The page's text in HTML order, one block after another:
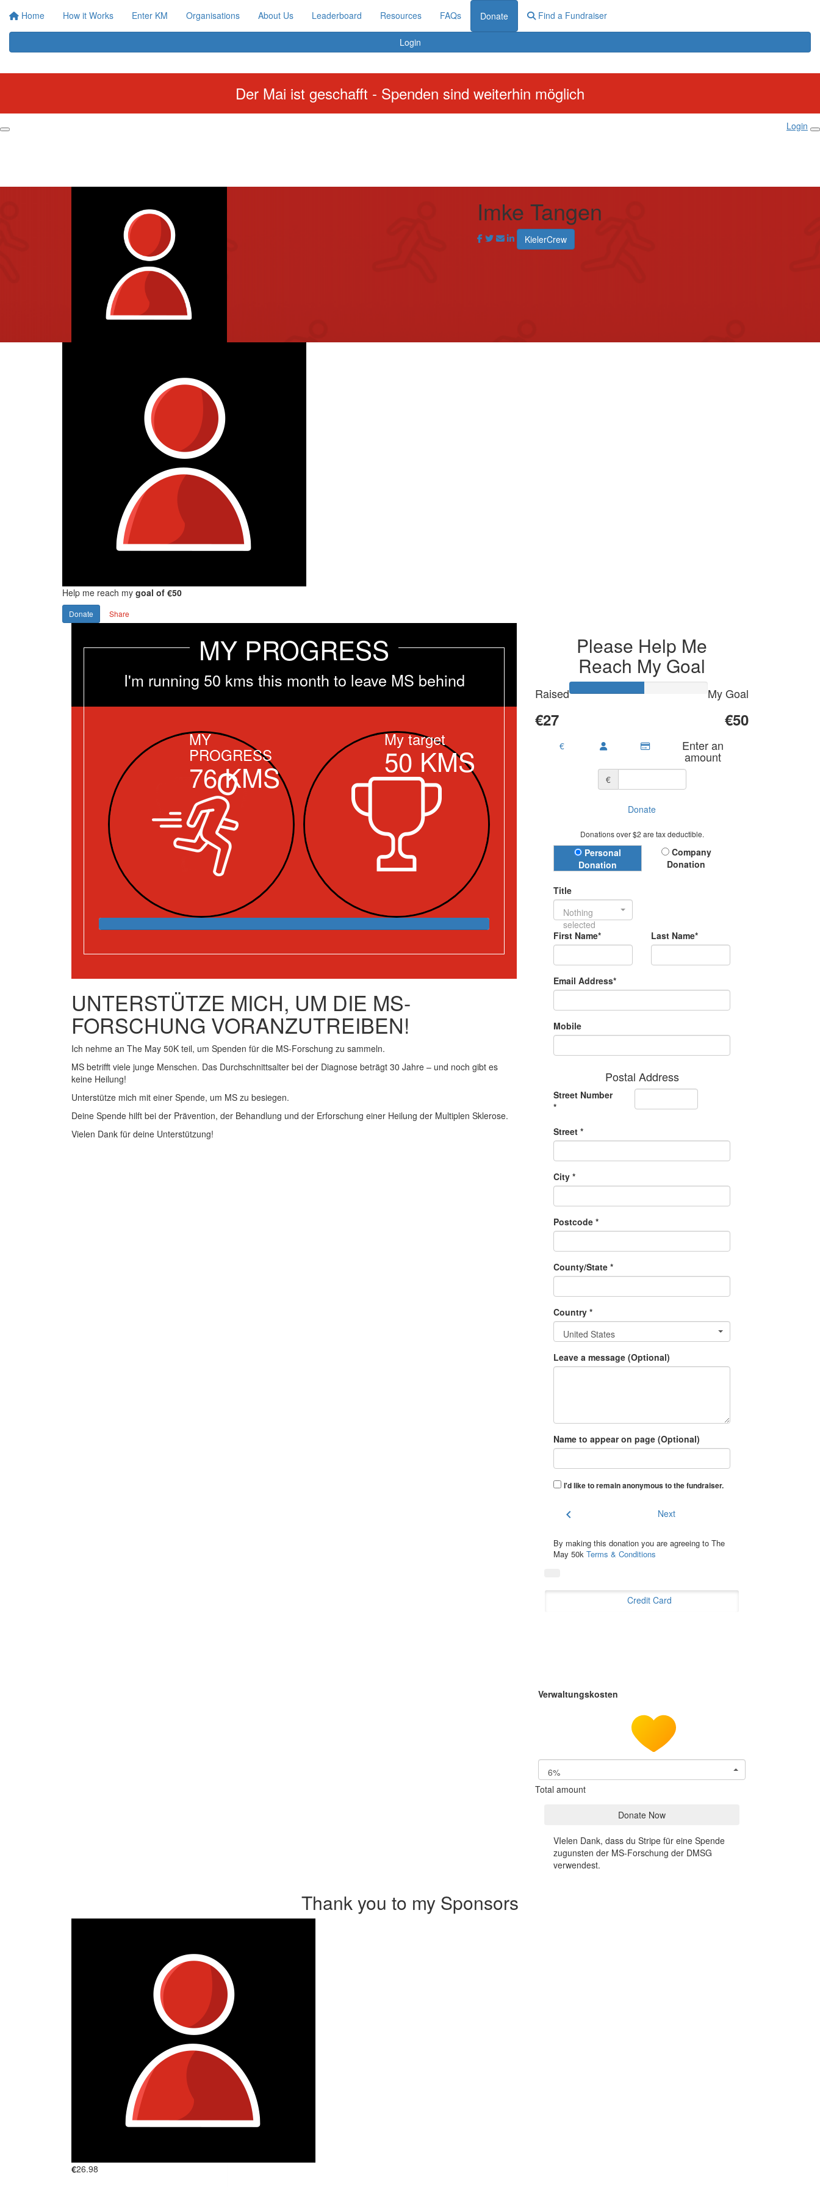
Home How it Works Enter KM Organisations About Us Leaderboard Resources FAQs Donate Find a Fundraiser
Login
Der Mai ist geschafft - Spenden sind weiterhin möglich
Login
Imke Tangen
KielerCrew
Help me reach my goal of €50
Donate Share
Please Help Me
Reach My Goal
Raised
€27
My Goal
€50
€ Enter an
amount
€
Donate
Donations over $2 are tax deductible.
Donation Type
Personal
Donation
Company
Donation
Title
Nothing
selected
First Name*
Last Name*
Email Address*
Mobile
Postal Address
Street Number
*
Street *
City *
Postcode *
County/State *
Country *
United States
Leave a message (Optional)
Name to appear on page (Optional)
I'd like to remain anonymous to the fundraiser.
chevron_left Next
By making this donation you are agreeing to The
May 50k Terms & Conditions
Credit Card
Verwaltungskosten
6%
Total amount
Donate Now
VIelen Dank, dass du Stripe für eine Spende
zugunsten der MS-Forschung der DMSG
verwendest.
MY PROGRESS
I'm running 50 kms this month to leave MS behind
MY
PROGRESS
76KMS
My target
50 KMS
UNTERSTÜTZE MICH, UM DIE MS-
FORSCHUNG VORANZUTREIBEN!
Ich nehme an The May 50K teil, um Spenden für die MS-Forschung zu sammeln.
MS betrifft viele junge Menschen. Das Durchschnittsalter bei der Diagnose beträgt 30 Jahre – und noch gibt es
keine Heilung!
Unterstütze mich mit einer Spende, um MS zu besiegen.
Deine Spende hilft bei der Prävention, der Behandlung und der Erforschung einer Heilung der Multiplen Sklerose.
Vielen Dank für deine Unterstützung!
Thank you to my Sponsors
€26.98